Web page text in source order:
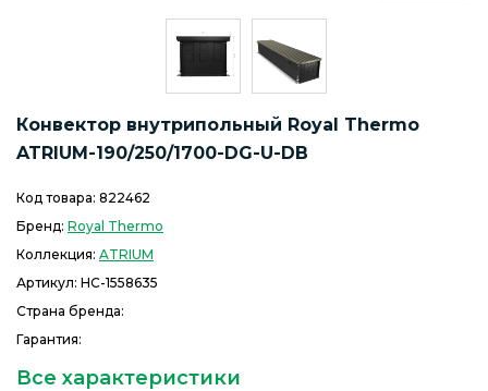
Конвектор внутрипольный Royal Thermo
ATRIUM-190/250/1700-DG-U-DB
Код товара: 822462
Бренд: Royal Thermo
Коллекция: ATRIUM
Артикул: НС-1558635
Страна бренда:
Гарантия:
Все характеристики